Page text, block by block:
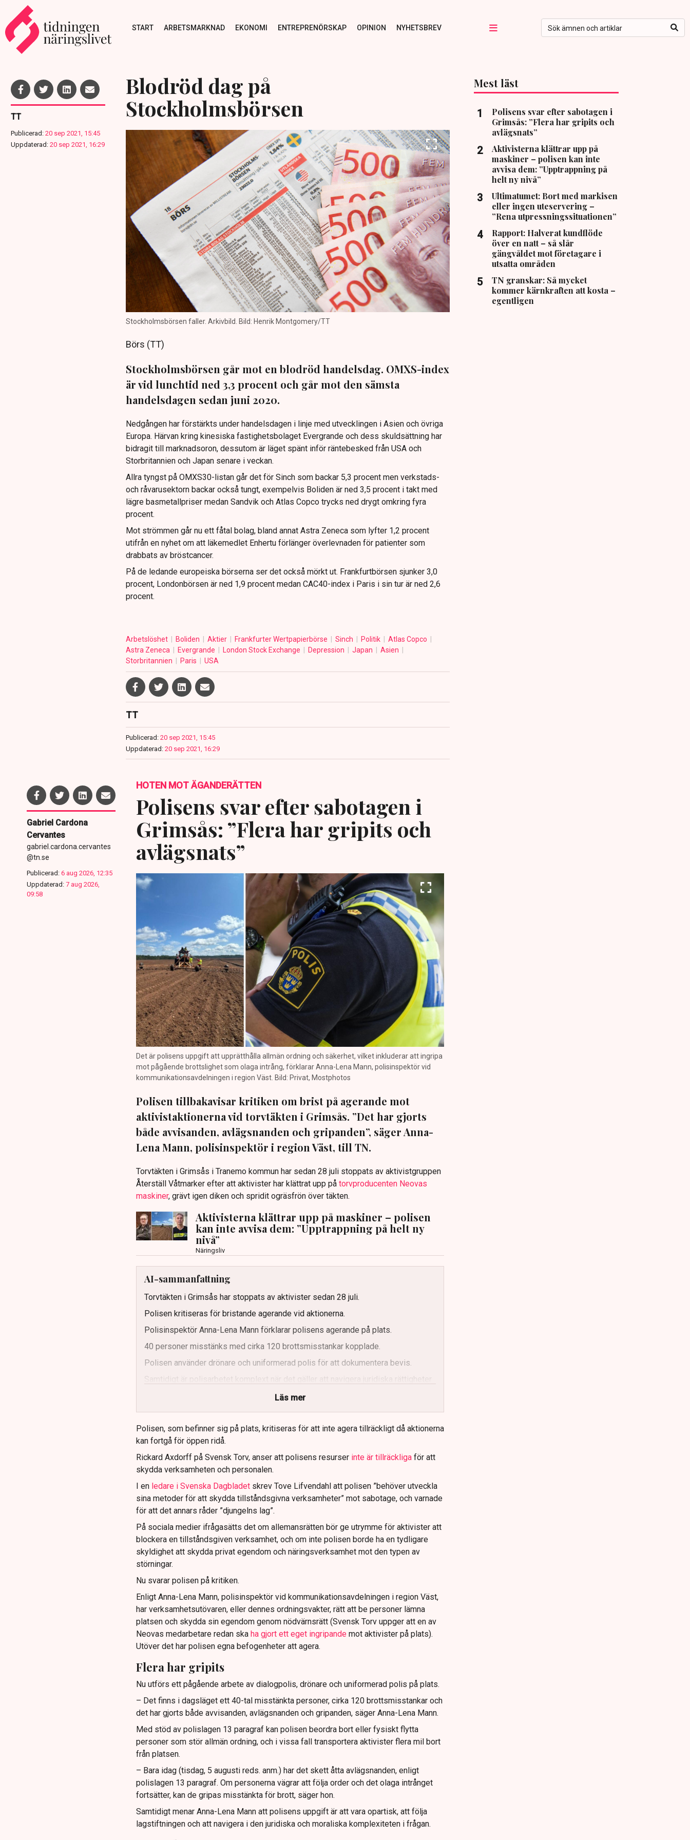
START ARBETSMARKNAD EKONOMI ENTREPRENÖRSKAP OPINION NYHETSBREV
TT
Publicerad: 20 sep 2021, 15:45
Uppdaterad: 20 sep 2021, 16:29
Blodröd dag på
Stockholmsbörsen
Stockholmsbörsen faller. Arkivbild. Bild: Henrik Montgomery/TT
Börs (TT)
Stockholmsbörsen går mot en blodröd handelsdag. OMXS-index
är vid lunchtid ned 3,3 procent och går mot den sämsta
handelsdagen sedan juni 2020.
Nedgången har förstärkts under handelsdagen i linje med utvecklingen i Asien och övriga
Europa. Härvan kring kinesiska fastighetsbolaget Evergrande och dess skuldsättning har
bidragit till marknadsoron, dessutom är läget spänt inför räntebesked från USA och
Storbritannien och Japan senare i veckan.
Allra tyngst på OMXS30-listan går det för Sinch som backar 5,3 procent men verkstads-
och råvarusektorn backar också tungt, exempelvis Boliden är ned 3,5 procent i takt med
lägre basmetallpriser medan Sandvik och Atlas Copco trycks ned drygt omkring fyra
procent.
Mot strömmen går nu ett fåtal bolag, bland annat Astra Zeneca som lyfter 1,2 procent
utifrån en nyhet om att läkemedlet Enhertu förlänger överlevnaden för patienter som
drabbats av bröstcancer.
På de ledande europeiska börserna ser det också mörkt ut. Frankfurtbörsen sjunker 3,0
procent, Londonbörsen är ned 1,9 procent medan CAC40-index i Paris i sin tur är ned 2,6
procent.
Arbetslöshet Boliden Aktier Frankfurter Wertpapierbörse Sinch Politik
Atlas Copco
Astra Zeneca
Evergrande London Stock Exchange Depression Japan
Asien
Storbritannien
Paris USA
TT
Publicerad: 20 sep 2021, 15:45
Uppdaterad: 20 sep 2021, 16:29
Mest läst
Polisens svar efter sabotagen i
Grimsås: ”Flera har gripits och
avlägsnats”
Aktivisterna klättrar upp på
maskiner – polisen kan inte
avvisa dem: ”Upptrappning på
helt ny nivå”
Ultimatumet: Bort med markisen
eller ingen uteservering –
”Rena utpressningssituationen”
Rapport: Halverat kundflöde
över en natt – så slår
gängvåldet mot företagare i
utsatta områden
TN granskar: Så mycket
kommer kärnkraften att kosta –
egentligen
Gabriel Cardona
Cervantes
gabriel.cardona.cervantes
@tn.se
Publicerad: 6 aug 2026, 12:35
Uppdaterad: 7 aug 2026,
09:58
HOTEN MOT ÄGANDERÄTTEN
Polisens svar efter sabotagen i
Grimsås: ”Flera har gripits och
avlägsnats”
Det är polisens uppgift att upprätthålla allmän ordning och säkerhet, vilket inkluderar att ingripa
mot pågående brottslighet som olaga intrång, förklarar Anna-Lena Mann, polisinspektör vid
kommunikationsavdelningen i region Väst. Bild: Privat, Mostphotos
Polisen tillbakavisar kritiken om brist på agerande mot
aktivistaktionerna vid torvtäkten i Grimsås. ”Det har gjorts
både avvisanden, avlägsnanden och gripanden”, säger Anna-
Lena Mann, polisinspektör i region Väst, till TN.
Torvtäkten i Grimsås i Tranemo kommun har sedan 28 juli stoppats av aktivistgruppen
Återställ Våtmarker efter att aktivister har klättrat upp påtorvproducenten Neovas
maskiner, grävt igen diken och spridit ogräsfrön över täkten.
Aktivisterna klättrar upp på maskiner – polisen
kan inte avvisa dem: ”Upptrappning på helt ny
nivå”
Näringsliv
AI-sammanfattning
Torvtäkten i Grimsås har stoppats av aktivister sedan 28 juli.
Polisen kritiseras för bristande agerande vid aktionerna.
Polisinspektör Anna-Lena Mann förklarar polisens agerande på plats.
40 personer misstänks med cirka 120 brottsmisstankar kopplade.
Polisen använder drönare och uniformerad polis för att dokumentera bevis.
Samtidigt är polisarbetet komplext när det gäller att navigera juridiska rättigheter
Läs mer
Polisen, som befinner sig på plats, kritiseras för att inte agera tillräckligt då aktionerna
kan fortgå för öppen ridå.
Rickard Axdorff på Svensk Torv, anser att polisens resurser inte är tillräckliga för att
skydda verksamheten och personalen.
I en ledare i Svenska Dagbladet skrev Tove Lifvendahl att polisen ”behöver utveckla
sina metoder för att skydda tillståndsgivna verksamheter” mot sabotage, och varnade
för att det annars råder ”djungelns lag”.
På sociala medier ifrågasätts det om allemansrätten bör ge utrymme för aktivister att
blockera en tillståndsgiven verksamhet, och om inte polisen borde ha en tydligare
skyldighet att skydda privat egendom och näringsverksamhet mot den typen av
störningar.
Nu svarar polisen på kritiken.
Enligt Anna-Lena Mann, polisinspektör vid kommunikationsavdelningen i region Väst,
har verksamhetsutövaren, eller dennes ordningsvakter, rätt att be personer lämna
platsen och skydda sin egendom genom nödvärnsrätt (Svensk Torv uppger att en av
Neovas medarbetare redan ska ha gjort ett eget ingripande mot aktivister på plats).
Utöver det har polisen egna befogenheter att agera.
Flera har gripits
Nu utförs ett pågående arbete av dialogpolis, drönare och uniformerad polis på plats.
– Det finns i dagsläget ett 40-tal misstänkta personer, cirka 120 brottsmisstankar och
det har gjorts både avvisanden, avlägsnanden och gripanden, säger Anna-Lena Mann.
Med stöd av polislagen 13 paragraf kan polisen beordra bort eller fysiskt flytta
personer som stör allmän ordning, och i vissa fall transportera aktivister flera mil bort
från platsen.
– Bara idag (tisdag, 5 augusti reds. anm.) har det skett åtta avlägsnanden, enligt
polislagen 13 paragraf. Om personerna vägrar att följa order och det olaga intrånget
fortsätter, kan de gripas misstänkta för brott, säger hon.
Samtidigt menar Anna-Lena Mann att polisens uppgift är att vara opartisk, att följa
lagstiftningen och att navigera i den juridiska och moraliska komplexiteten i frågan.